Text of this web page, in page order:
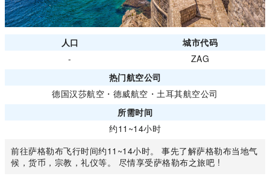
人口
城市代码
-
ZAG
热门航空公司
德国汉莎航空 ・ 德威航空 ・土耳其航空公司
所需时间
约11~14小时
前往萨格勒布飞行时间约11~14小时。 事先了解萨格勒布当地气
候，货币，宗教，礼仪等。 尽情享受萨格勒布之旅吧 !